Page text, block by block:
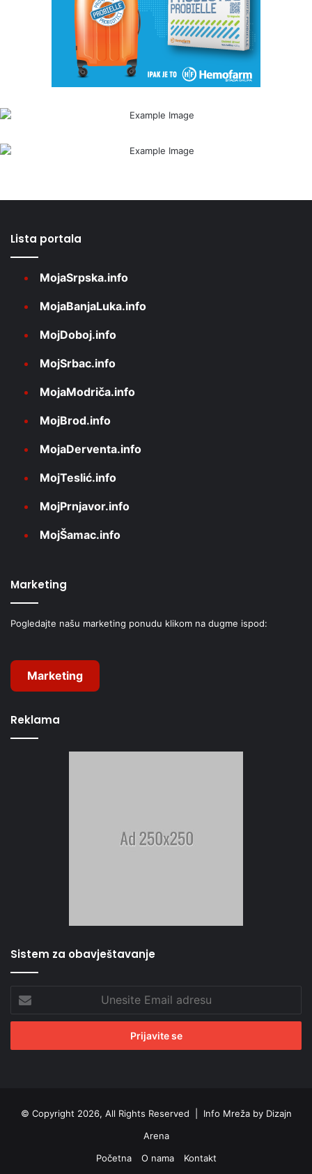
Lista portala
MojaSrpska.info
MojaBanjaLuka.info
MojDoboj.info
MojSrbac.info
MojaModriča.info
MojBrod.info
MojaDerventa.info
MojTeslić.info
MojPrnjavor.info
MojŠamac.info
Marketing
Pogledajte našu marketing ponudu klikom na dugme ispod:
Marketing
Reklama
Sistem za obavještavanje
Email
adresu
© Copyright 2026, All Rights Reserved | Info Mreža by Dizajn
Arena
Početna
O nama Kontakt